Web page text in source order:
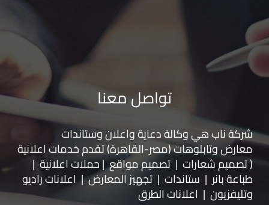
تواصل معنا
شركة ناب هي وكالة دعاية واعلان وستاندات
معارضوتابلوهات(مصر-القاهرة) تقدم خدمات اعلانية
( تصميم شعارات | تصميم مواقع | حملات اعلانية |
طباعة بانر | ستاندات | تجهيز المعارض | اعلانات راديو
وتليفزيون | اعلانات الطرق